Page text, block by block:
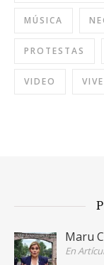
MÚSICA
PROTESTAS
VIDEO
Maru
En